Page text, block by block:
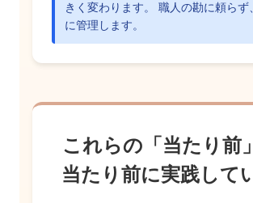
きく変わります。 職人の勘に頼らず
に管理します。
これらの「当たり前
当たり前に実践して